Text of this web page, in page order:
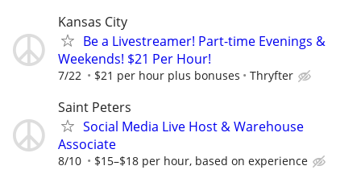
Kansas City
Be a Livestreamer! Part-time Evenings &
Weekends! $21 Per Hour!
7/22 $21 per hour plus bonuses Thryfter
Saint Peters
Social Media Live Host & Warehouse
Associate
8/10 $15–$18 per hour, based on experience